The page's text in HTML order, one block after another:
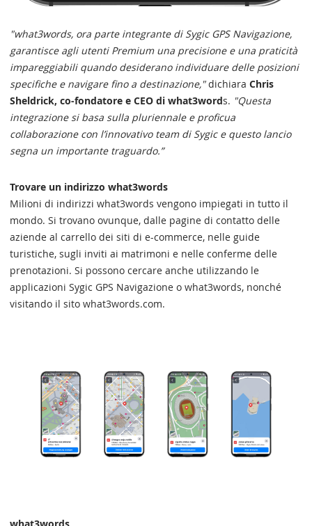
"what3words, ora parte integrante di Sygic GPS Navigazione,
garantisce agli utenti Premium una precisione e una praticità
impareggiabili quando desiderano individuare delle posizioni
specifiche e navigare fino a destinazione,"dichiara Chris
Sheldrick, co-fondatore e CEO di what3words. "Questa
integrazione si basa sulla pluriennale e proficua
collaborazione con l’innovativo team di Sygic e questo lancio
segna un importante traguardo.”
Trovare un indirizzo what3words
Milioni di indirizzi what3words vengono impiegati in tutto il
mondo. Si trovano ovunque, dalle pagine di contatto delle
aziende al carrello dei siti di e-commerce, nelle guide
turistiche, sugli inviti ai matrimoni e nelle conferme delle
prenotazioni. Si possono cercare anche utilizzando le
applicazioni Sygic GPS Navigazione o what3words, nonché
visitando il sito what3words.com.